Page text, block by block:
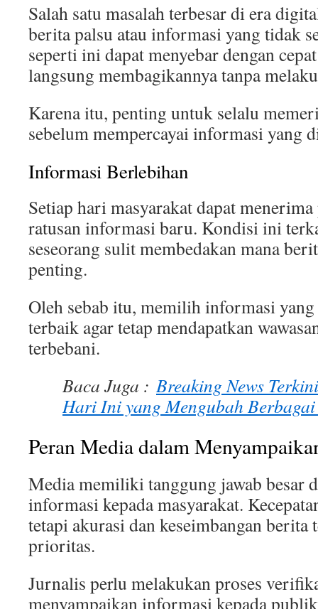
Salah satu masalah terbesar di era
berita palsu atau informasi yang tidak
seperti ini dapat menyebar dengan
langsung membagikannya tanpa
Karena itu, penting untuk selalu
sebelum mempercayai informasi yang
Informasi Berlebihan
Setiap hari masyarakat dapat
ratusan informasi baru. Kondisi ini
seseorang sulit membedakan mana
penting.
Oleh sebab itu, memilih informasi
terbaik agar tetap mendapatkan
terbebani.
Baca Juga :Breaking News
Hari Ini yang Mengubah
Peran Media dalam
Media memiliki tanggung jawab besar
informasi kepada masyarakat.
tetapi akurasi dan keseimbangan berita
prioritas.
Jurnalis perlu melakukan proses
menyampaikan informasi kepada